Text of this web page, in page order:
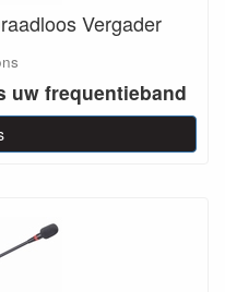
Vergader
uw frequentieband